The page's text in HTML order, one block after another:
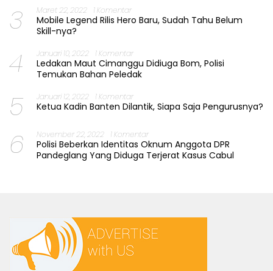
3 Maret 22, 2022 1 Komentar
Mobile Legend Rilis Hero Baru, Sudah Tahu Belum
Skill-nya?
4 Januari 10, 2022 1 Komentar
Ledakan Maut Cimanggu Didiuga Bom, Polisi
Temukan Bahan Peledak
5 Januari 12, 2022 1 Komentar
Ketua Kadin Banten Dilantik, Siapa Saja Pengurusnya?
6 November 22, 2022 1 Komentar
Polisi Beberkan Identitas Oknum Anggota DPR
Pandeglang Yang Diduga Terjerat Kasus Cabul